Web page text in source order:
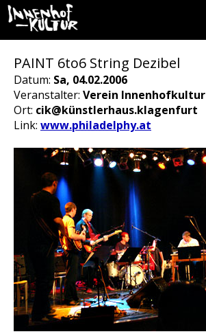
PAINT 6to6 String Dezibel
Datum: Sa, 04.02.2006
Veranstalter: Verein Innenhofkultur
Ort: cik@künstlerhaus.klagenfurt
Link: www.philadelphy.at